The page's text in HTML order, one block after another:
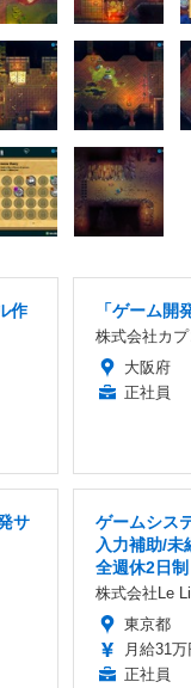
作
「ゲーム開
株式会社カプ
大阪府
正社員
サ
ゲームシス
入力補助/未
全週休2日制
株式会社Le
東京都
月給31
正社員